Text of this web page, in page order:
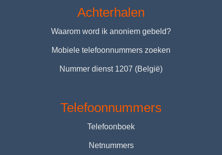
Achterhalen
Waarom word ik anoniem gebeld?
Mobiele telefoonnummers zoeken
Nummer dienst 1207 (België)
Telefoonnummers
Telefoonboek
Netnummers